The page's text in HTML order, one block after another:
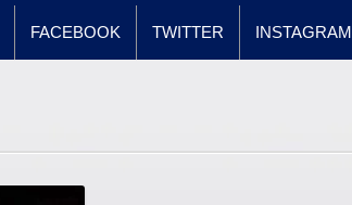
FACEBOOK TWITTER INSTAGRAM